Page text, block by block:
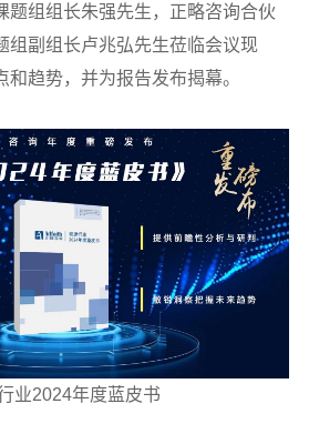
题组组长朱强先生，正略咨询合伙
组副组长卢兆弘先生莅临会议现
趋势，并为报告发布揭幕。
业2024年度蓝皮书